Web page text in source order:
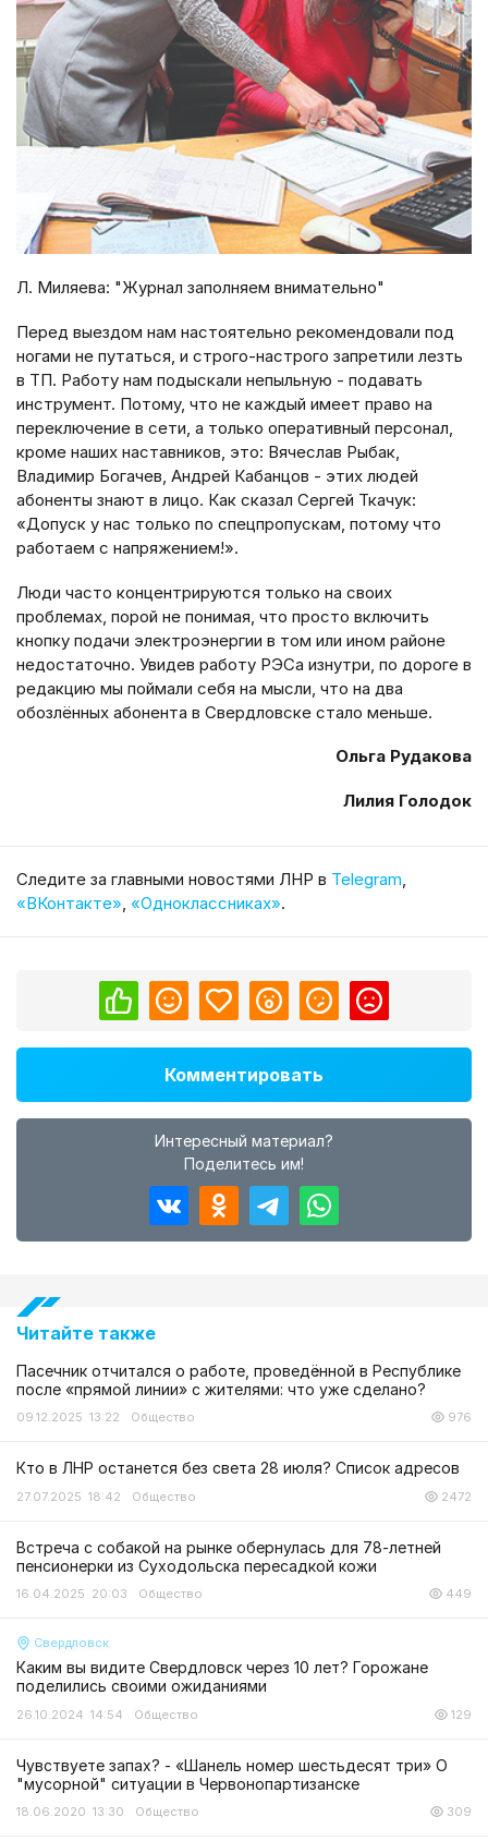
Л. Миляева: "Журнал заполняем внимательно"
Перед выездом нам настоятельно рекомендовали под
ногами не путаться, и строго-настрого запретили лезть
в ТП. Работу нам подыскали непыльную - подавать
инструмент. Потому, что не каждый имеет право на
переключение в сети, а только оперативный персонал,
кроме наших наставников, это: Вячеслав Рыбак,
Владимир Богачев, Андрей Кабанцов - этих людей
абоненты знают в лицо. Как сказал Сергей Ткачук:
«Допуск у нас только по спецпропускам, потому что
работаем с напряжением!».
Люди часто концентрируются только на своих
проблемах, порой не понимая, что просто включить
кнопку подачи электроэнергии в том или ином районе
недостаточно. Увидев работу РЭСа изнутри, по дороге в
редакцию мы поймали себя на мысли, что на два
обозлённых абонента в Свердловске стало меньше.
Ольга Рудакова
Лилия Голодок
Cледите за главными новостями ЛНР в Telegram
«ВКонтакте» «Одноклассниках».
Комментировать
Интересный материал?
Поделитесь им!
Читайте также
Пасечник отчитался о работе, проведённой в Республике
после «прямой линии» с жителями: что уже сделано?
09.12.2025 13:22 Общество 976
Кто в ЛНР останется без света 28 июля? Список адресов
27.07.2025 18:42 Общество 2472
Встреча с собакой на рынке обернулась для 78-летней
пенсионерки из Суходольска пересадкой кожи
16.04.2025 20:03 Общество 449
Свердловск
Каким вы видите Свердловск через 10 лет? Горожане
поделились своими ожиданиями
26.10.2024 14:54 Общество 129
Чувствуете запах? - «Шанель номер шестьдесят три» О
"мусорной" ситуации в Червонопартизанске
18.06.2020 13:30 Общество 309